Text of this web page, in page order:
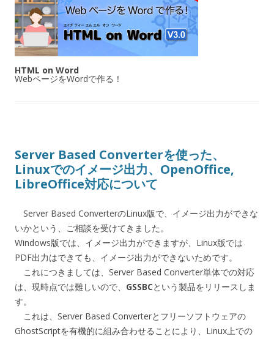
HTML on Word
WebページをWordで作る！
Server Based Converterを使った、
Linuxでのイメージ出力、OpenOffice,
LibreOffice対応について
Server Based ConverterのLinux版で、イメージ出力ができな
いかという、ご相談を受けてきました。
Windows版では、イメージ出力ができますが、Linux版では
PDF出力はできても、イメージ出力ができないためです。
これにつきましては、Server Based Converter単体での対応
は、現時点では難しいので、 GSSBCという製品をリリースしま
す。
これは、Server Based Converterとフリーソフトウェアの
GhostScriptを有機的に組み合わせることにより、Linux上での